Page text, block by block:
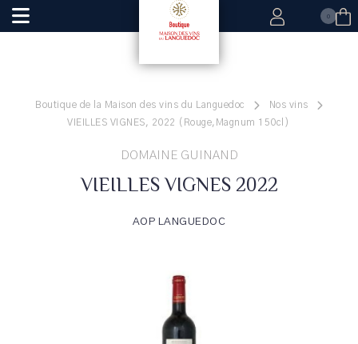
0
Boutique de la Maison des vins du Languedoc
Nos vins
VIEILLES VIGNES, 2022 (Rouge,Magnum 150cl)
DOMAINE GUINAND
VIEILLES VIGNES 2022
AOP LANGUEDOC